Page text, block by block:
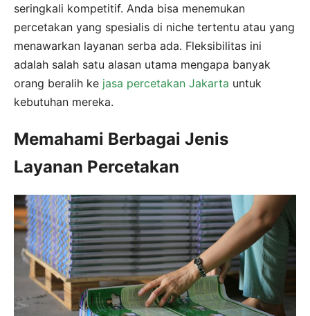
seringkali kompetitif. Anda bisa menemukan
percetakan yang spesialis di niche tertentu atau yang
menawarkan layanan serba ada. Fleksibilitas ini
adalah salah satu alasan utama mengapa banyak
orang beralih ke jasa percetakan Jakarta untuk
kebutuhan mereka.
Memahami Berbagai Jenis
Layanan Percetakan